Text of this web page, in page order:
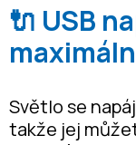
🔌 USB
Světlo se
takže jej